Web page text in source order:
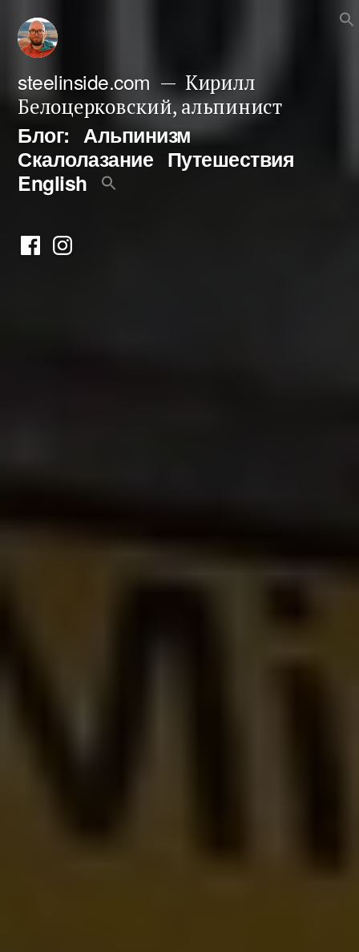
Перейти
содержимому
steelinside.com
Кирилл
Белоцерковский, альпинист
Блог: Альпинизм
Скалолазание Путешествия
English
ФейсбукИнстаграм